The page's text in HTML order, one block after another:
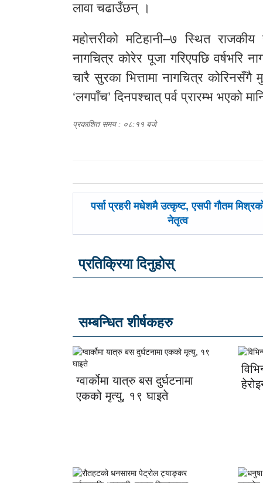
लावा चढाउँछन् ।
महोत्तरीको मटिहानी–७ स्थित
नागचित्र कोरेर पूजा गरिएपछि
चारै सुरका भित्तामा नागचित्र कोरिनसँगै
‘लगपाँच’ दिनपश्चात् पर्व प्रारम्भ भएको
प्रकाशित समय : ०८:११ बजे
पछिल्लाे
पर्सा प्रहरी मधेशमै उत्कृष्ट, एसपी गौतम
नेतृत्व
प्रतिक्रिया दिनुहोस्
सम्बन्धित शीर्षकहरु
ग्वार्कोमा यात्रु बस दुर्घटनामा
एकको मृत्यु, १९ घाइते